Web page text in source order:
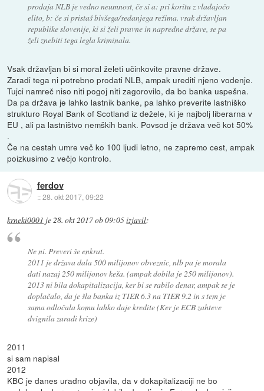
prodaja NLB je vedno neumnost, če si a: pri koritu z vladajočo
elito, b: če si pristaš bivšega/sedanjega režima. vsak državljan
republike slovenije, ki si želi pravne in napredne države, se pa
želi znebiti tega legla kriminala.
Vsak državljan bi si moral želeti učinkovite pravne države.
Zaradi tega ni potrebno prodati NLB, ampak urediti njeno vodenje.
Tujci namreč niso niti pogoj niti zagorovilo, da bo banka uspešna.
Da pa država je lahko lastnik banke, pa lahko preverite lastniško
strukturo Royal Bank of Scotland iz dežele, ki je najbolj liberarna v
EU , ali pa lastništvo nemških bank. Povsod je država več kot 50%
.
Če na cestah umre več ko 100 ljudi letno, ne zapremo cest, ampak
poizkusimo z večjo kontrolo.
ferdov
::28. okt 2017, 09:22
krneki0001 je28. okt 2017 ob 09:05izjavil:
Ne ni. Preveri še enkrat.
2011 je država dala 500 milijonov obveznic, nlb pa je morala
dati nazaj 250 milijonov keša. (ampak dobila je 250 milijonov).
2013 ni bila dokapitalizacija, ker bi se rabilo denar, ampak se je
doplačalo, da je šla banka iz TIER 6.3 na TIER 9.2 in s tem je
sama odločala komu lahko daje kredite (Ker je ECB zahteve
dvignila zaradi krize)
2011
si sam napisal
2012
KBC je danes uradno objavila, da v dokapitalizaciji ne bo